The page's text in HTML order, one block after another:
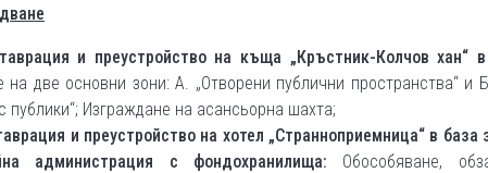
и преустройство на къща „Кръстник-Колчов хан“
на две основни зони: А. „Отворени публични пространства“ и
публики“; Изграждане на асансьорна шахта;
и преустройство на хотел „Странноприемница“ в база
администрация с фондохранилища: Обособяване,